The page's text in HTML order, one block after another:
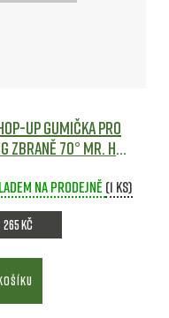
up gumička pro
zbraně 70° Mr. Hop
LeafAirsoft
na prodejně (1 ks)
265 Kč